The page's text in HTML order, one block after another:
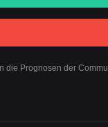
Prognosen der